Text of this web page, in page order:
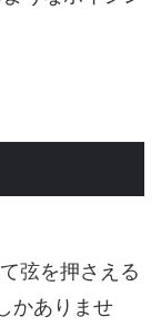
弦を押さえる
かありませ